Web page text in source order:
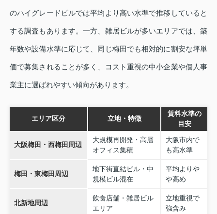
のハイグレードビルでは平均より高い水準で推移していると
する調査もあります。一方、雑居ビルが多いエリアでは、築
年数や設備水準に応じて、同じ梅田でも相対的に割安な坪単
価で募集されることが多く、コスト重視の中小企業や個人事
業主に選ばれやすい傾向があります。
エリア区分 立地・特徴
賃料水準の
目安
大阪梅田・西梅田周辺
大規模再開発・高層
オフィス集積
大阪市内で
も高水準
梅田・東梅田周辺
地下街直結ビル・中
規模ビル混在
平均よりや
や高め
北新地周辺
飲食店舗・雑居ビル
エリア
立地重視で
強含み